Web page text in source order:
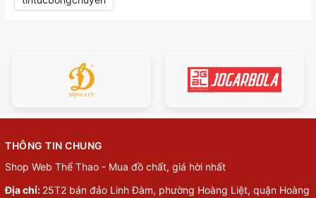
THÔNG TIN CHUNG
Shop Web Thể Thao - Mua đồ chất, giá hời nhất
Địa chỉ: 25T2 bán đảo Linh Đàm, phường Hoàng Liệt, quận Hoàng